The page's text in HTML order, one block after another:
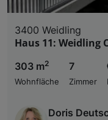
3400 Weidling
Haus 11: Weidling
303 m2
Wohnfläche
7
Zimmer
Doris